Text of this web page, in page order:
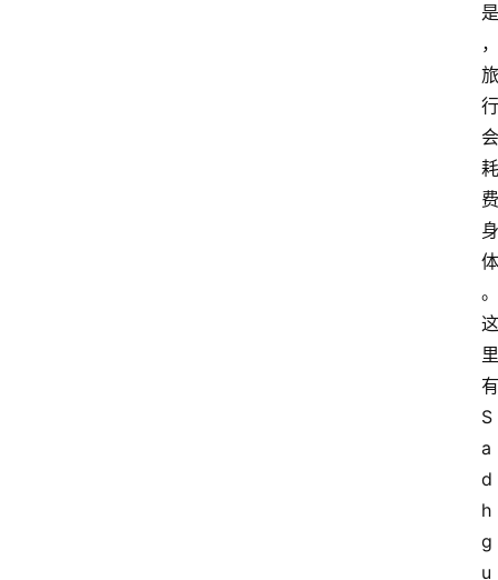
是
，
旅
行
会
耗
费
身
体
。
这
里
有
S
a
d
h
g
u